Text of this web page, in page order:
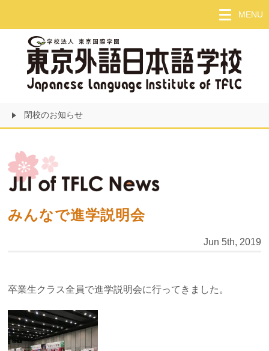
content
閉校のお知らせ
MENU
みんなで進学説明会
Jun 5th, 2019
卒業生クラス全員で進学説明会に行ってきました。